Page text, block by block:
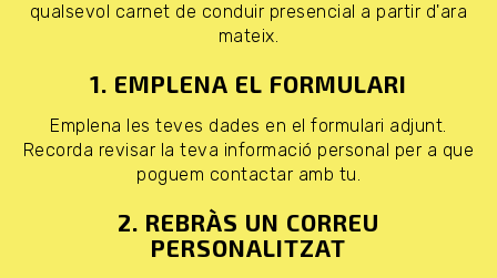
qualsevol carnet de conduir presencial a partir d'ara
mateix.
1. EMPLENA EL FORMULARI
Emplena les teves dades en el formulari adjunt.
Recorda revisar la teva informació personal per a que
poguem contactar amb tu.
2. REBRÀS UN CORREU
PERSONALITZAT